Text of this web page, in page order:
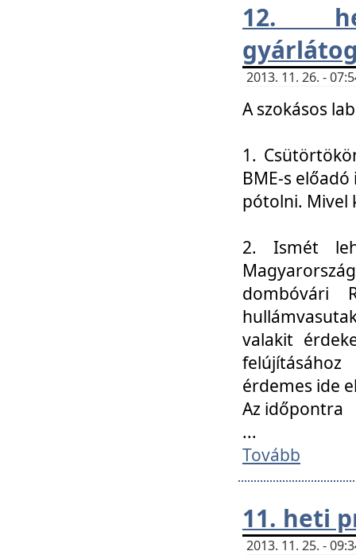
12.
2013. 11. 26. -
A szokásos
1.
BME-s
pótolni. Mivel
2. Ismét
dombóvári
valakit
érdemes ide
Az időpontra
...
Tovább
11. heti
2013. 11. 25. -